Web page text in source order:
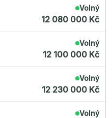
Volný
12 080 000 Kč
Volný
12 100 000 Kč
Volný
12 230 000 Kč
Volný